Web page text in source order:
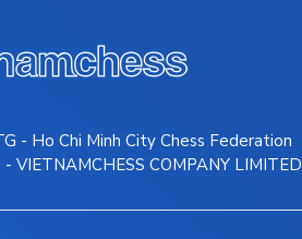
- Ho Chi Minh City Chess Federation
VIETNAMCHESS COMPANY LIMITED